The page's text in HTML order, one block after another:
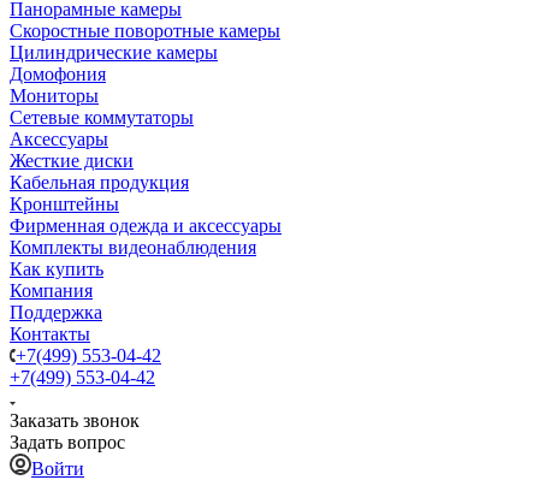
Панорамные камеры
Скоростные поворотные камеры
Цилиндрические камеры
Домофония
Мониторы
Сетевые коммутаторы
Аксессуары
Жесткие диски
Кабельная продукция
Кронштейны
Фирменная одежда и аксессуары
Комплекты видеонаблюдения
Как купить
Компания
Поддержка
Контакты
+7(499) 553-04-42
+7(499) 553-04-42
Заказать звонок
Задать вопрос
Войти